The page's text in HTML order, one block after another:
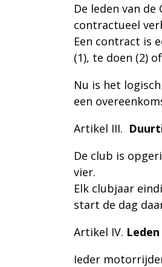
De leden van
contractueel
Een contract is
(1), te doen (2)
Nu is het logisch
een
Artikel III.
De club is
vier.
Elk clubjaar
start de dag
Artikel IV. Leden
Ieder